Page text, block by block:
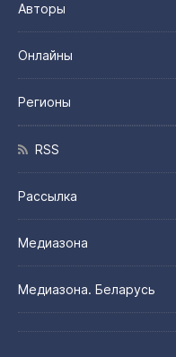
Авторы
Онлайны
Регионы
RSS
Рассылка
Медиазона
Медиазона. Беларусь